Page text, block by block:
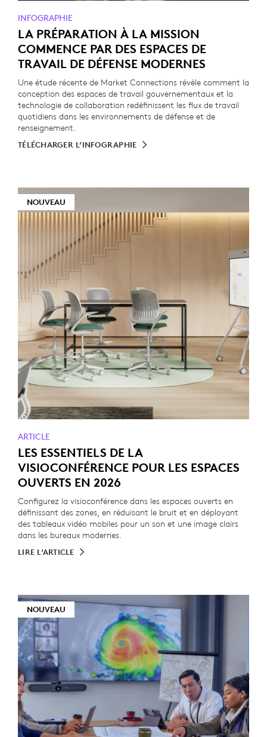
INFOGRAPHIE
LA PRÉPARATION À LA MISSION
COMMENCE PAR DES ESPACES DE
TRAVAIL DE DÉFENSE MODERNES
Une étude récente de Market Connections révèle comment la
conception des espaces de travail gouvernementaux et la
technologie de collaboration redéfinissent les flux de travail
quotidiens dans les environnements de défense et de
renseignement.
TÉLÉCHARGER L’INFOGRAPHIE
NOUVEAU
ARTICLE
LES ESSENTIELS DE LA
VISIOCONFÉRENCE POUR LES ESPACES
OUVERTS EN 2026
Configurez la visioconférence dans les espaces ouverts en
définissant des zones, en réduisant le bruit et en déployant
des tableaux vidéo mobiles pour un son et une image clairs
dans les bureaux modernes.
LIRE L’ARTICLE
NOUVEAU